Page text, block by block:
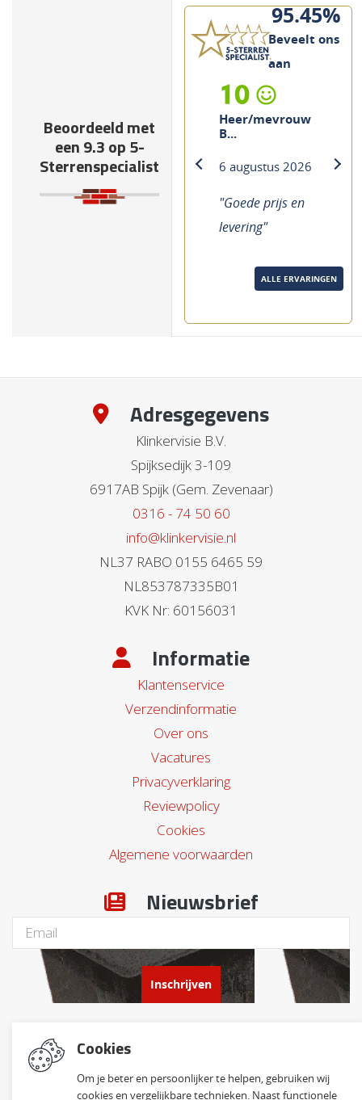
Beoordeeld met
een 9.3 op 5-
Sterrenspecialist
95.45%
Beveelt ons
aan
10
Heer/mevrouw
B...
6 augustus 2026
"Goede prijs en
levering"
previous next
ALLE ERVARINGEN
Adresgegevens
Klinkervisie B.V.
Spijksedijk 3-109
6917AB Spijk (Gem. Zevenaar)
0316 - 74 50 60
info@klinkervisie.nl
NL37 RABO 0155 6465 59
NL853787335B01
KVK Nr: 60156031
Informatie
Klantenservice
Verzendinformatie
Over ons
Vacatures
Privacyverklaring
Reviewpolicy
Cookies
Algemene voorwaarden
Nieuwsbrief
Inschrijven
Cookies
Om je beter en persoonlijker te helpen, gebruiken wij
cookies en vergelijkbare technieken. Naast functionele